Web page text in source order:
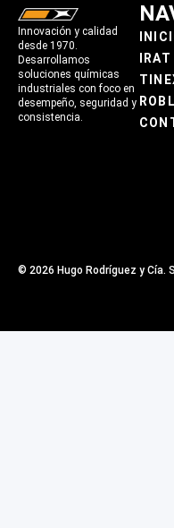
Innovación y calidad
desde 1970.
Desarrollamos
soluciones químicas
industriales con foco en
desempeño, seguridad y
consistencia.
IRAT
© 2026 Hugo Rodríguez y Cía.